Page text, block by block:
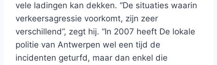
vele ladingen kan dekken. “De situaties waarin
verkeersagressie voorkomt, zijn zeer
verschillend”, zegt hij. “In 2007 heeft De lokale
politie van Antwerpen wel een tijd de
incidenten geturfd, maar dan enkel die